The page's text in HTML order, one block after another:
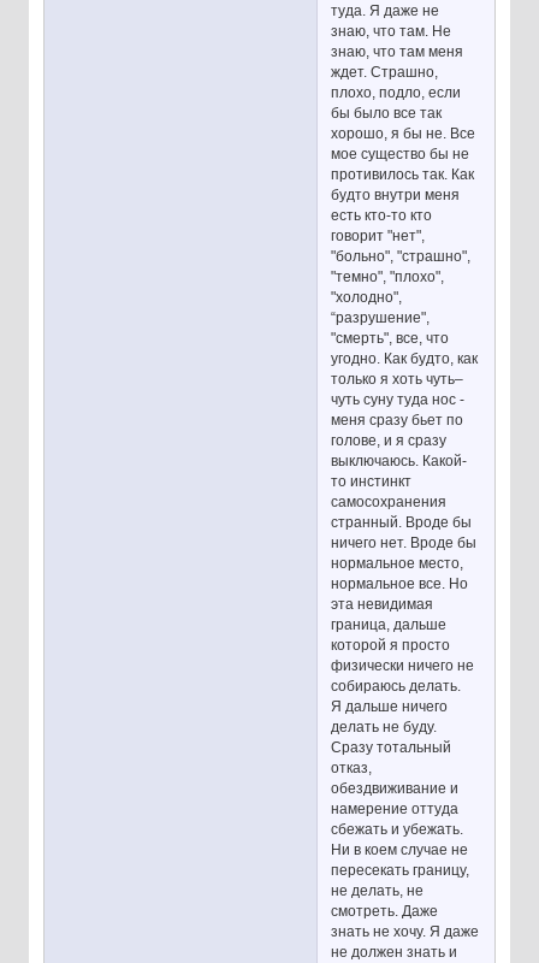
туда. Я даже не
знаю, что там. Не
знаю, что там меня
ждет. Страшно,
плохо, подло, если
бы было все так
хорошо, я бы не. Все
мое существо бы не
противилось так. Как
будто внутри меня
есть кто-то кто
говорит "нет",
"больно", "страшно",
"темно", "плохо",
"холодно",
“разрушение",
"смерть", все, что
угодно. Как будто, как
только я хоть чуть–
чуть суну туда нос -
меня сразу бьет по
голове, и я сразу
выключаюсь. Какой-
то инстинкт
самосохранения
странный. Вроде бы
ничего нет. Вроде бы
нормальное место,
нормальное все. Но
эта невидимая
граница, дальше
которой я просто
физически ничего не
собираюсь делать.
Я дальше ничего
делать не буду.
Сразу тотальный
отказ,
обездвиживание и
намерение оттуда
сбежать и убежать.
Ни в коем случае не
пересекать границу,
не делать, не
смотреть. Даже
знать не хочу. Я даже
не должен знать и